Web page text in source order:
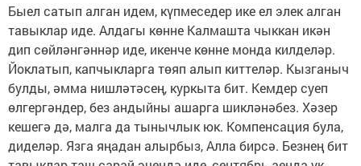
Быел сатып алган идем, күпмеседер ике ел элек алган
тавыклар иде. Алдагы көнне Калмашта чыккан икән
дип сөйләнгәннәр иде, икенче көнне монда килделәр.
Йоклатып, капчыкларга төяп алып киттеләр. Кызганыч
булды, әмма нишләтәсең, куркыта бит. Кемдер суеп
өлгергәндер, без андыйны ашарга шикләнәбез. Хәзер
кешегә дә, малга да тынычлык юк. Компенсация була,
диделәр. Язга яңадан алырбыз, Алла бирсә. Безнең бит